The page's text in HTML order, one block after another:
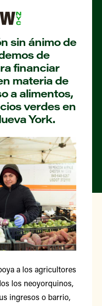
sin ánimo de
de
financiar
materia de
a alimentos,
verdes en
York.
a los agricultores
los neoyorquinos,
ingresos o barrio,